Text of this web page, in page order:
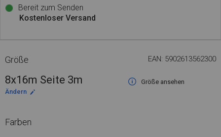
Bereit zum Senden
Kostenloser Versand
Größe EAN: 5902613562300
8x16m Seite 3m
Größe ansehen
Ändern
Farben